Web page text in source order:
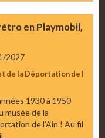
en Playmobil,
2027
de la Déportation de l
1930 à 1950
musée de la
de l’Ain ! Au fil
...